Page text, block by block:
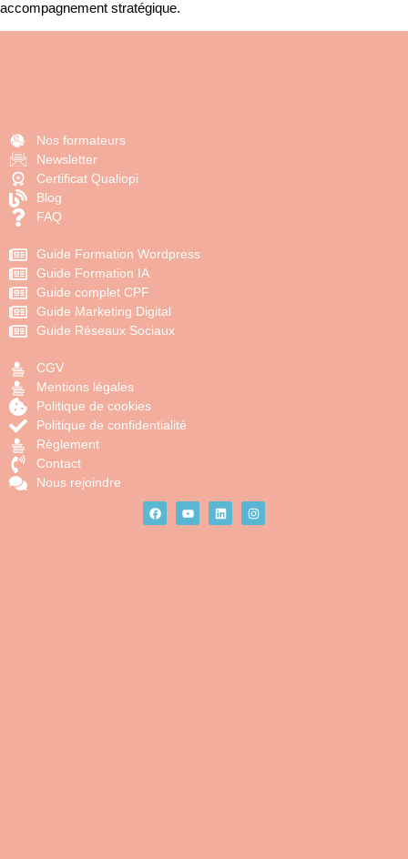
accompagnement stratégique.
Nos formateurs
Newsletter
Certificat Qualiopi
Blog
FAQ
Guide Formation Wordpress
Guide Formation IA
Guide complet CPF
Guide Marketing Digital
Guide Réseaux Sociaux
CGV
Mentions légales
Politique de cookies
Politique de confidentialité
Règlement
Contact
Nous rejoindre